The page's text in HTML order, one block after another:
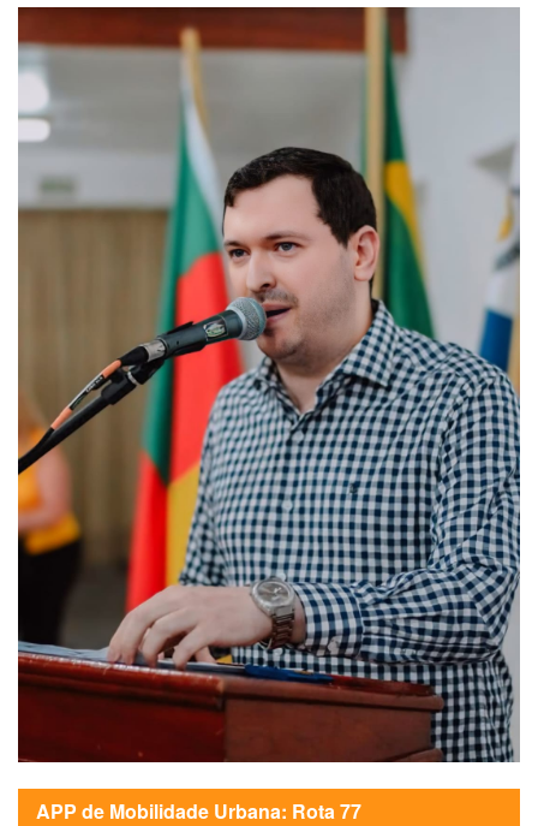
APP de Mobilidade Urbana: Rota 77